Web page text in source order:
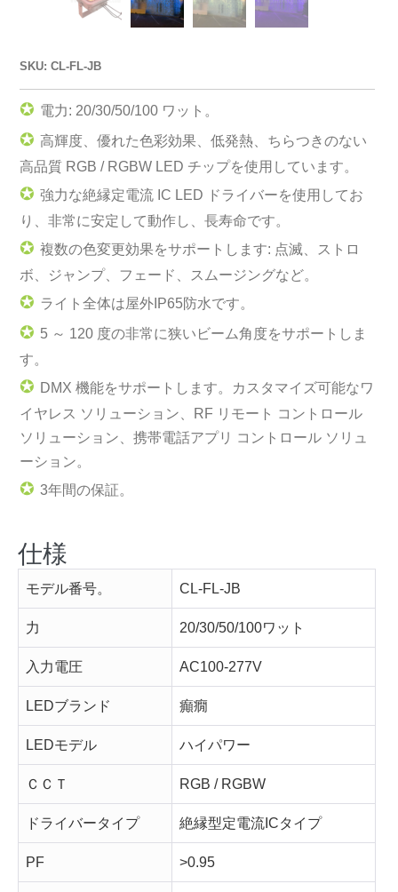
SKU: CL-FL-JB
✪ 電力: 20/30/50/100 ワット。
✪ 高輝度、優れた色彩効果、低発熱、ちらつきのない
高品質 RGB / RGBW LED チップを使用しています。
✪ 強力な絶縁定電流 IC LED ドライバーを使用してお
り、非常に安定して動作し、長寿命です。
✪ 複数の色変更効果をサポートします: 点滅、ストロ
ボ、ジャンプ、フェード、スムージングなど。
✪ ライト全体は屋外IP65防水です。
✪ 5 ～ 120 度の非常に狭いビーム角度をサポートしま
す。
✪ DMX 機能をサポートします。カスタマイズ可能なワ
イヤレス ソリューション、RF リモート コントロール
ソリューション、携帯電話アプリ コントロール ソリュ
ーション。
✪ 3年間の保証。
仕様
モデル番号。 CL-FL-JB
力 20/30/50/100ワット
入力電圧 AC100-277V
LEDブランド 癲癇
LEDモデル ハイパワー
ＣＣＴ RGB / RGBW
ドライバータイプ 絶縁型定電流ICタイプ
PF >0.95